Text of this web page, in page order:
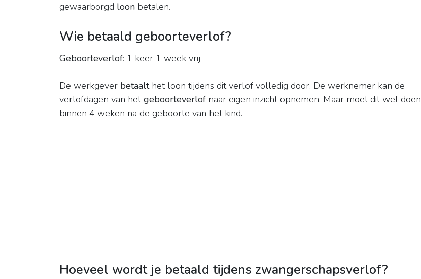
gewaarborgd loon betalen.
Wie betaald geboorteverlof?
Geboorteverlof: 1 keer 1 week vrij
De werkgever betaalthet loon tijdens dit verlof volledig door. De werknemer kan de
verlofdagen van hetgeboorteverlof naar eigen inzicht opnemen. Maar moet dit wel doen
binnen 4 weken na de geboorte van het kind.
Hoeveel wordt je betaald tijdens zwangerschapsverlof?